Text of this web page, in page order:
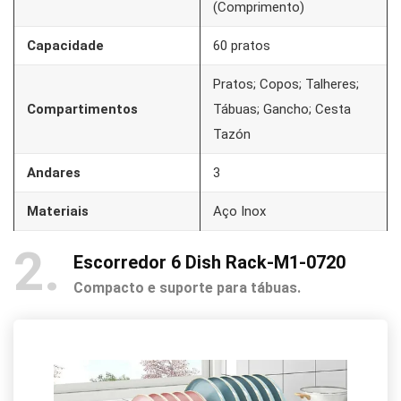
(Comprimento)
Capacidade 60 pratos
Compartimentos
Pratos; Copos; Talheres;
Tábuas; Gancho; Cesta
Tazón
Andares 3
Materiais Aço Inox
2 Escorredor 6 Dish Rack-M1-0720
Compacto e suporte para tábuas.